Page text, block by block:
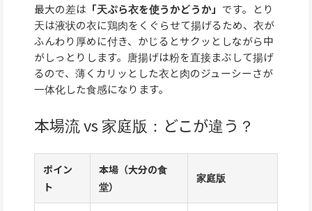
最大の差は 「天ぷら衣を使うかどうか」 です。とり
天は液状の衣に鶏肉をくぐらせて揚げるため、衣が
ふんわり厚めに付き、かじるとサクッとしながら中
がしっとりします。唐揚げは粉を直接まぶして揚げ
るので、薄くカリッとした衣と肉のジューシーさが
一体化した食感になります。
本場流 vs 家庭版：どこが違う？
ポイン
ト
本場（大分の食
堂）
家庭版